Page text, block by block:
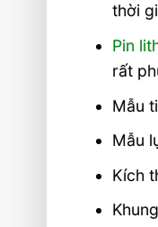
thời
Pin
rất
Mẫu
Mẫu
Kích